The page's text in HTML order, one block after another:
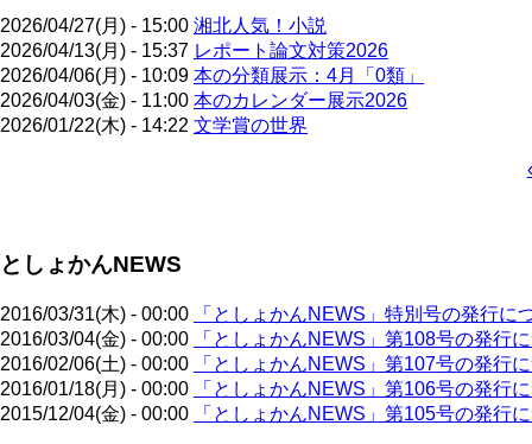
2026/04/27(月) - 15:00 湘北人気！小説
2026/04/13(月) - 15:37 レポート論文対策2026
2026/04/06(月) - 10:09 本の分類展示：4月「0類」
2026/04/03(金) - 11:00 本のカレンダー展示2026
2026/01/22(木) - 14:22 文学賞の世界
送
としょかんNEWS
2016/03/31(木) - 00:00
「としょかんNEWS」特別号の発行に
2016/03/04(金) - 00:00
「としょかんNEWS」第108号の発行
2016/02/06(土) - 00:00
「としょかんNEWS」第107号の発行
2016/01/18(月) - 00:00
「としょかんNEWS」第106号の発行
2015/12/04(金) - 00:00
「としょかんNEWS」第105号の発行